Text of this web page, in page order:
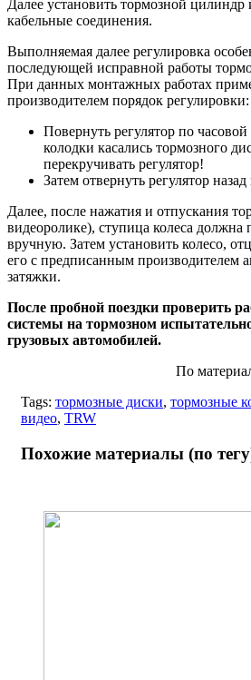
Далее установить тормозной
кабельные соединения.
Выполняемая далее регулировка
последующей исправной работы
При данных монтажных работах
производителем порядок регулировки:
Повернуть регулятор по
колодки касались тормозного
перекручивать регулятор!
Затем отвернуть регулятор
Далее, после нажатия и отпускания
видеоролике), ступица колеса должна
вручную. Затем установить колесо,
его с предписанным производителем
затяжки.
После пробной поездки проверить
системы на тормозном
грузовых автомобилей.
По
Tags: тормозные диски, тормозные
видео, TRW
Похожие материалы (по